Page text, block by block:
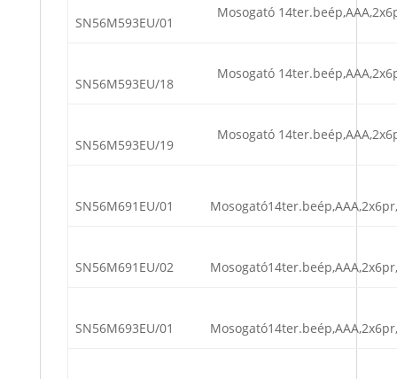
SN56M593EU/01
Mosogató
SN56M593EU/18
Mosogató
SN56M593EU/19
Mosogató
SN56M691EU/01
SN56M691EU/02
SN56M693EU/01